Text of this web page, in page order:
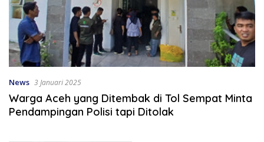
News 3 Januari 2025
Warga Aceh yang Ditembak di Tol Sempat Minta
Pendampingan Polisi tapi Ditolak